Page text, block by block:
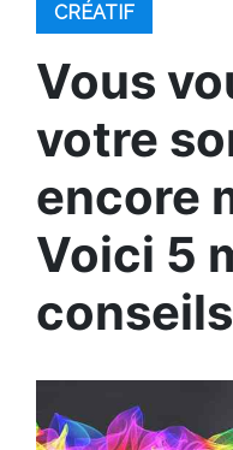
CRÉATIF
Vous
votre
encore
Voici 5
conseils